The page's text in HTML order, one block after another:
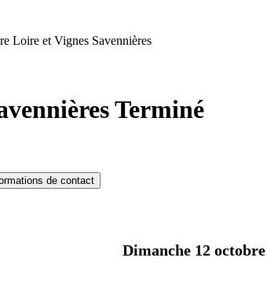
Loire et Vignes Savennières
Terminé
de contact
Dimanche 12 octobre